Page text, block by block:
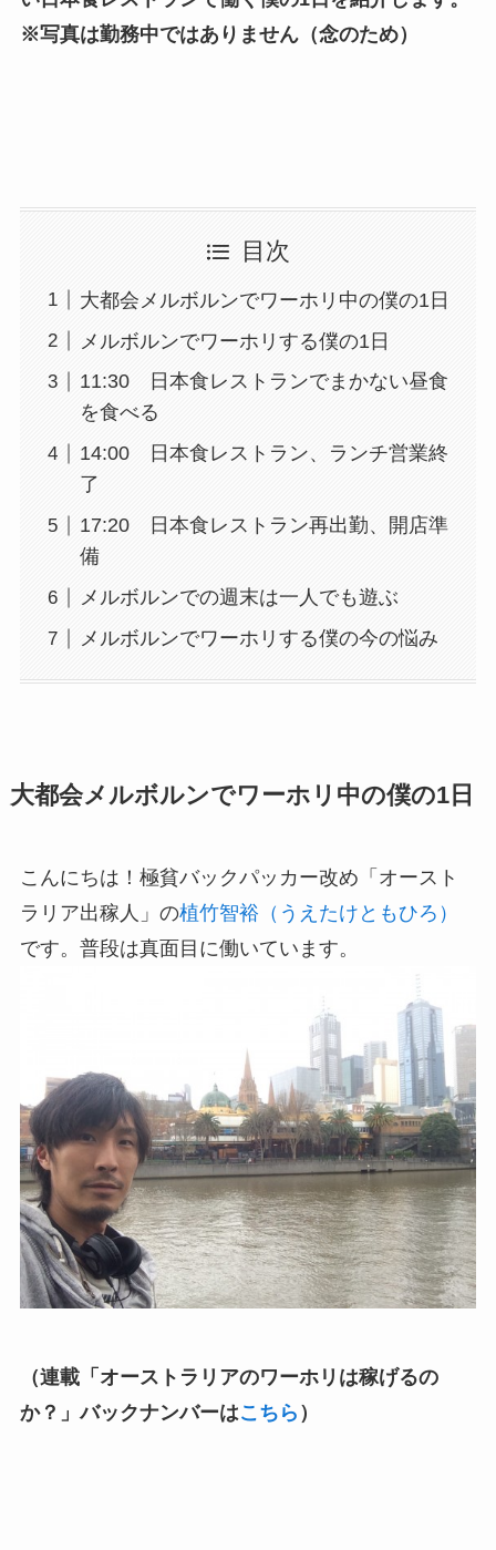
※写真は勤務中ではありません（念のため）
目次
大都会メルボルンでワーホリ中の僕の1日
メルボルンでワーホリする僕の1日
11:30 日本食レストランでまかない昼食
を食べる
14:00 日本食レストラン、ランチ営業終
了
17:20 日本食レストラン再出勤、開店準
備
メルボルンでの週末は一人でも遊ぶ
メルボルンでワーホリする僕の今の悩み
大都会メルボルンでワーホリ中の僕の1日
こんにちは！極貧バックパッカー改め「オースト
ラリア出稼人」の植竹智裕（うえたけともひろ）
です。普段は真面目に働いています。
（連載「オーストラリアのワーホリは稼げるの
か？​」バックナンバーはこちら ）